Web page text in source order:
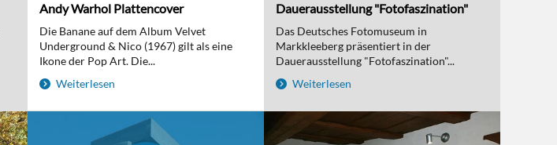
Andy Warhol Plattencover
Die Banane auf dem Album Velvet
Underground & Nico (1967) gilt als eine
Ikone der Pop Art. Die...
Weiterlesen
Dauerausstellung "Fotofaszination"
Das Deutsches Fotomuseum in
Markkleeberg präsentiert in der
Dauerausstellung "Fotofaszination"...
Weiterlesen